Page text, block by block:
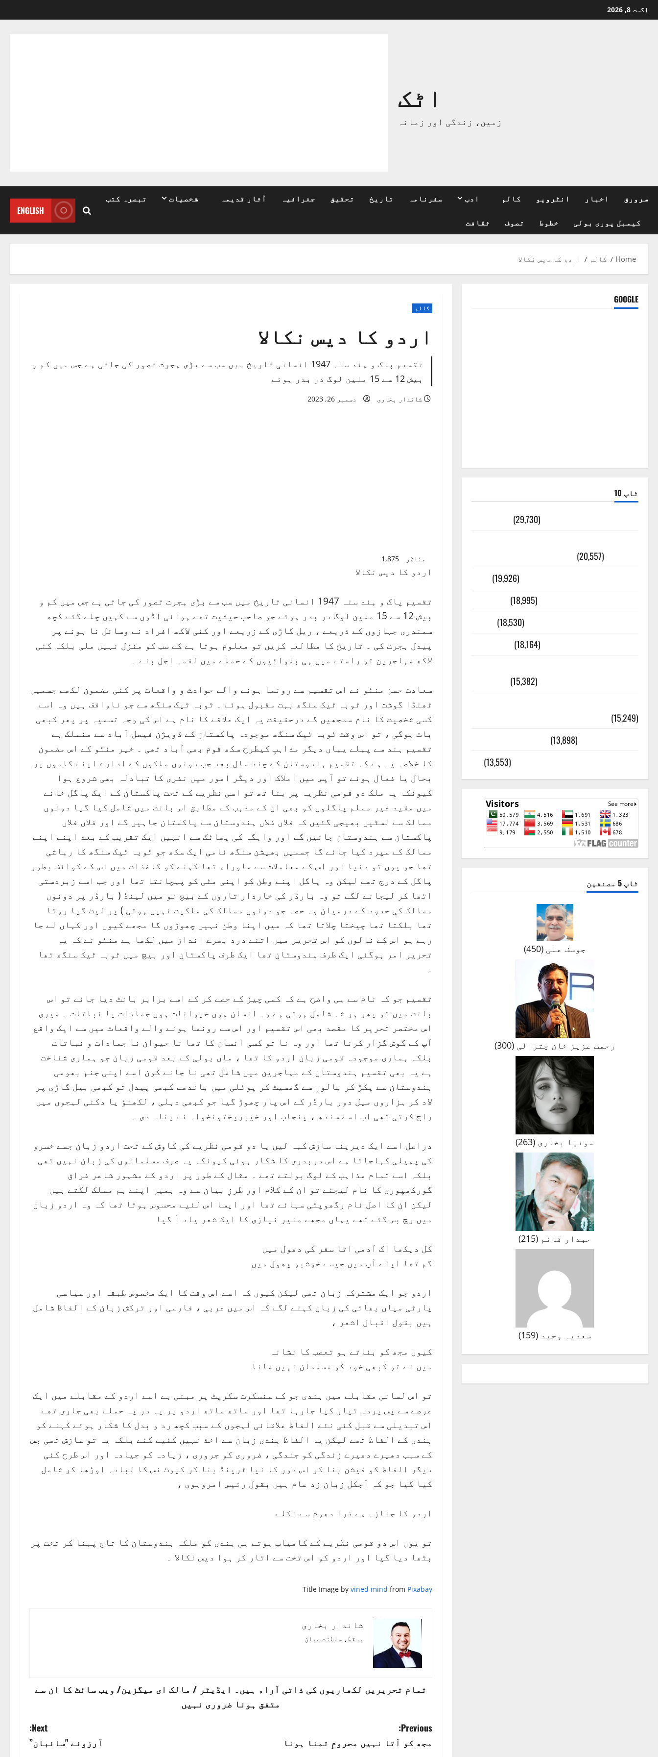
Skip
to
اگست 8, 2026
اٹک
زمین، زندگی اور زمانہ
سرورق اخبار انٹرویو کالم ادب سفرنامہ تاریخ تحقیق جغرافیہ آثار قدیمہ شخصیات تبصرہ کتب
کیمبل پوری بولی خطوط تصوف ثقافت
ENGLISH
Home کالم اردو کا دیس نکالا
کالم
اردو کا دیس نکالا
تقسیم پاک و ہند سنہ 1947 انسانی تاریخ میں سب سے بڑی ہجرت تصور کی جاتی ہے جس میں کم و
بیش 12 سے 15 ملین لوگ در بدر ہوئے
شاندار بخاری دسمبر 26, 2023
مناظر 1,875
اردو کا دیس نکالا
تقسیم پاک و ہند سنہ 1947 انسانی تاریخ میں سب سے بڑی ہجرت تصور کی جاتی ہے جس میں کم و
بیش 12 سے 15 ملین لوگ در بدر ہوئے جو صاحب حیثیت تھے ہوائی اڈوں سے کہیں چلے گئے کچھ
سمندری جہازوں کے ذریعے ، ریل گاڑی کے زریعے اور کئی لاکھ افراد نے وسائل نا ہونے پر
پیدل ہجرت کی ۔ تاریخ کا مطالعہ کریں تو معلوم ہوتا ہے کے سب کو منزل نہیں ملی بلکہ کئی
لاکھ مہاجرین تو راستے میں ہی بلوائیوں کے حملے میں لقمہ اجل بنے ۔
سعادت حسن منٹو نے اس تقسیم سے رونما ہونے والے حوادث و واقعات پر کئی مضمون لکھے جسمیں
ٹھنڈا گوشت اور ٹوبہ ٹیک سنگھ بہت مقبول ہوئے ۔ ٹوبہ ٹیک سنگھ سے جو ناواقف ہیں وہ اسے
کسی شخصیت کا نام سمجھیں گے درحقیقت یہ ایک علاقے کا نام ہے اس کی وجہ تسمیہ پر پھر کبھی
بات ہوگی ، تو اس وقت ٹوبہ ٹیک سنگھ موجودہ پاکستان کے ڈویژن فیصل آباد سے منسلک ہے
تقسیم ہند سے پہلے یہاں دیگر مذاہبِ کیطرح سکھ قوم بھی آباد تھی ۔ خیر منٹو کے اس مضمون
کا خلاصہ یہ ہے کہ تقسیم ہندوستان کے چند سال بعد جب دونوں ملکوں کے ادارے اپنے کاموں پر
بحال یا فعال ہوئے تو آپس میں املاک اور دیگر امور میں نفری کا تبادلہ بھی شروع ہوا
کیونکہ یہ ملک دو قومی نظریہ پر بنا تھ تو اسی نظریے کے تحت پاکستان کے ایک پاگل خانے
میں مقید غیر مسلم پاگلوں کو بھی ان کے مذہب کے مطابق اس بانٹ میں شامل کیا گیا دونوں
ممالک سے لسٹیں بھیجی گئیں کہ فلاں فلاں ہندوستان سے پاکستان جاہیں گے اور فلاں فلاں
پاکستان سے ہندوستان جائیں گے اور واہگہ کی پھاٹک سے انہیں ایک تقریب کے بعد اپنے اپنے
ممالک کے سپرد کیا جائے گا جسمیں بھیشن سنگھ نامی ایک سکھ جو ٹوبہ ٹیک سنگھ کا رہاشی
تھا جو یوں تو دنیا اور اس کے معاملات سے ماوراء تھا کہنے کو کاغذات میں اس کے کوائف بطور
پاگل کے درج تھے لیکن وہ پاگل اپنے وطن کو اپنی مٹی کو پہچانتا تھا اور جب اسے زبردستی
اٹھا کر لیجانے لگے تو وہ بارڈر کی خاردار تاروں کے بیچ نو میں لینڈ ( بارڈر پر دونوں
ممالک کی حدود کے درمیان وہ حصہ جو دونوں ممالک کی ملکیت نہیں ہوتی ) پر لیٹ گیا روتا
تھا بلکتا تھا چیختا چلاتا تھا کہ میں اپنا وطن نہیں چھوڑوں گا مجھے کیوں اور کہاں لے جا
رہے ہو اس کے نالوں کو اس تحریر میں اتنے درد بھرے انداز میں لکھا ہے منٹو نے کہ یہ
تحریر امر ہوگئی ایک طرف ہندوستان تھا ایک طرف پاکستان اور بیچ میں ٹوبہ ٹیک سنگھ تھا
۔
تقسیم جو کہ نام سے ہی واضح ہے کہ کسی چیز کے حصے کر کے اسے برابر بانٹ دیا جائے تو اس
بانٹ میں تو پھر ہر شہ شامل ہوتی ہے وہ انسان ہوں حیوانات ہوں جمادات یا نباتات ۔ میری
اس مختصر تحریر کا مقصد بھی اس تقسیم اور اس سے رونما ہونے والے واقعات میں سے ایک واقع
آپ کے گوش گزار کرنا تھا اور وہ نا تو کسی انسان کا تھا نا حیوان نا جمادات و نباتات
بلکہ ہماری موجودہ قومی زبان اردو کا تھا ، ماں بولی کے بعد قومی زبان جو ہماری شناخت
ہے یہ بھی تقسیم ہندوستان کے مہاجرین میں شامل تھی نا جانے کون اسے اپنی جنم بھومی
ہندوستان سے پکڑ کر بالوں سے گھسیٹ کر پوٹلی میں باندھے کبھی پیدل تو کبھی بیل گاڑی پر
لاد کر ہزاروں میل دور بارڈر کے اس پار چھوڑ گیا جو کبھی دہلی ، لکھنؤ یا دکنی لہجوں میں
راج کرتی تھی اب اسے سندھ ، پنجاب اور خیبرپختونخواہ نے پناہ دی ۔
دراصل اسے ایک دیرینہ سازش کہہ لیں یا دو قومی نظریے کی کاوش کے تحت اردو زبان جسے خسرو
کی پہیلی کہاجاتا ہے اس دربدری کا شکار ہوئی کیونکہ یہ صرف مسلمانوں کی زبان نہیں تھی
بلکہ اسے تمام مذاہب کے لوگ بولتے تھے ۔ مثال کے طور پر اردو کے مشہور شاعر فراق
گورکھپوری کا نام لیجئے تو ان کے کلام اور طرزِ بیان سے وہ ہمیں اپنے ہم مسلک لگتے ہیں
لیکن ان کا اصل نام رگھوپتی سہائے تھا اور ایسا اس لئیے محسوس ہوتا تھا کہ وہ اردو زبان
میں رچ بس گئے تھے یہاں مجھے منیر نیازی کا ایک شعر یاد آ گیا
کل دیکھا اک آدمی اٹا سفر کی دھول میں
گم تھا اپنے آپ میں جیسے خوشبو پھول میں
اردو جو ایک مشترکہ زبان تھی لیکن کیوں کہ اسے اس وقت کا ایک مخصوص طبقہ اور سیاسی
پارٹی میاں بھائی کی زبان کہنے لگے کہ اس میں عربی ، فارسی اور ترکش زبان کے الفاظ شامل
ہیں بقول اقبال اشعر ،
کیوں مجھ کو بناتے ہو تعصب کا نشانہ
میں نے تو کبھی خود کو مسلمان نہیں مانا
تو اس لسانی مقابلے میں ہندی جو کے سنسکرت سکرپٹ پر مبنی ہے اسے اردو کے مقابلے میں ایک
عرصے سے پس پردہ تیار کیا جارہا تھا اور ساتھ ساتھ اردو پر پہ در پہ حملے بھی جاری تھے
اس تبدیلی سے قبل کئی نئے الفاظ علاقائی لہجوں کے سبب کچھ رد و بدل کا شکار ہوئے کہنے کو
ہندی کے الفاظ تھے لیکن یہ الفاظ ہندی زبان سے اخذ نہیں کئیے گئے بلکہ یہ تو سازش تھی جس
کے سبب دھیرے دھیرے زندگی کو جندگی ، ضروری کو جروری ، زیادہ کو جیادہ اور اس طرح کئی
دیگر الفاظ کو فیشن بنا کر اس دور کا نیا ٹرینڈ بنا کر کیوٹ نس کا لبادہ اوڑھا کر شامل
کیا گیا جو کہ آجکل زبان زد عام ہیں بقول رئیس امروہوی ،
اردو کا جنازہ ہے ذرا دھوم سے نکلے
تو یوں اس دو قومی نظریے کے کامیاب ہوتے ہی ہندی کو ملکہ ہندوستان کا تاج پہنا کر تخت پر
بٹھا دیا گیا اور اردو کو اس تخت سے اتار کر ہوا دیس نکالا ۔
Title Image by vined mind from Pixabay
شاندار بخاری
مسقط، سلطنت عمان
تمام تحریریں لکھاریوں کی ذاتی آراء ہیں۔ ایڈیٹر / مالک ای میگزین/ ویب سائٹ کا ان سے
متفق ہونا ضروری نہیں
P
o
Previous:
مجھ کو آتا نہیں محرومِ تمنا ہونا
Next:
آرزوئے "سائبان”
GOOGLE
ٹاپ 10
(29,730)
(20,557)
(19,926)
(18,995)
(18,530)
(18,164)
(15,382)
(15,249)
(13,898)
(13,553)
ٹاپ 5 مصنفین
جوسف علی(
450
)
رحمت عزیز خان چترالی(
300
)
سونیا بخاری (
263
)
حبدار قائم(
215
)
سعدیہ وحید(
159
)